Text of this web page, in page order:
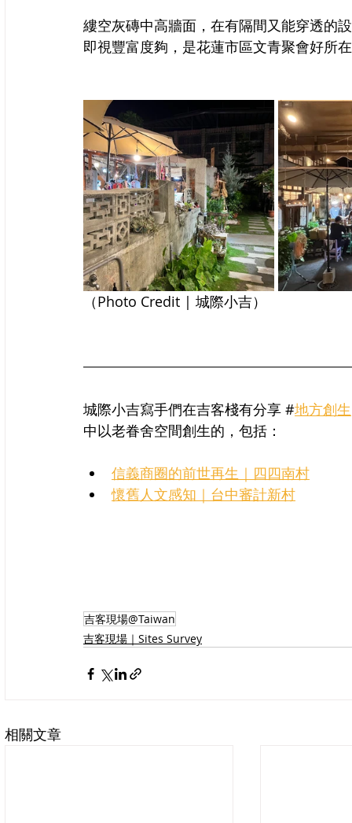
縷空灰磚中高牆面，在有隔間又能穿透的
即視豐富度夠，是花蓮市區文青聚會好所
（Photo Credit | 城際小吉）
城際小吉寫手們在吉客棧有分享 #地方創生
中以老眷舍空間創生的，包括：
信義商圈的前世再生｜四四南村
懷舊人文感知｜台中審計新村
吉客現場@Taiwan
吉客現場｜Sites Survey
相關文章